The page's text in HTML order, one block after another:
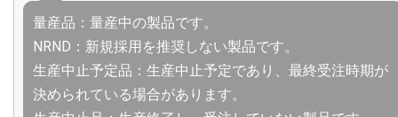
量産品：量産中の製品です。
NRND：新規採用を推奨しない製品です。
生産中止予定品：生産中止予定であり、最終受注時期が
決められている場合があります。